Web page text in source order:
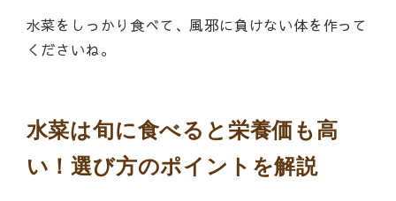
水菜をしっかり食べて、風邪に負けない体を作って
くださいね。
水菜は旬に食べると栄養価も高
い！選び方のポイントを解説